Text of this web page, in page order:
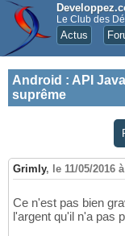
Le Club des
Actus
Android : API
suprême
Grimly, le 11/05/2016
Ce n'est pas bien
l'argent qu'il n'a pas